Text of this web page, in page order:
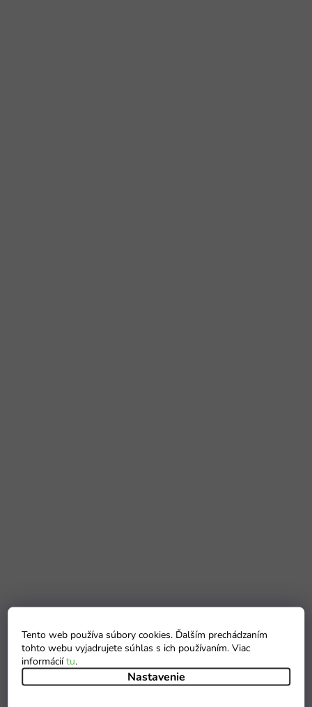
Tento web používa súbory cookies. Ďalším prechádzaním
tohto webu vyjadrujete súhlas s ich používaním. Viac
informáciítu.
Nastavenie